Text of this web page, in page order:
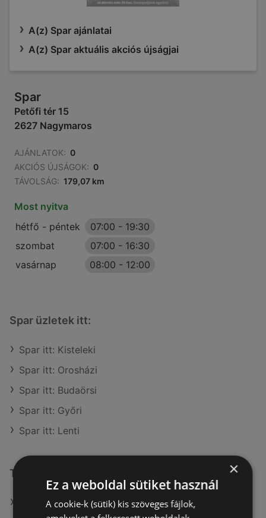
A(z) Spar ajánlatai
A(z) Spar aktuális akciós újságjai
Spar
Petőfi tér 15
2627 Nagymaros
AJÁNLATOK: 0
AKCIÓS ÚJSÁGOK: 0
TÁVOLSÁG: 179,07 km
Most nyitva
hétfő - péntek
07:00 - 19:30
szombat
07:00 - 16:30
vasárnap
08:00 - 12:00
Spar üzletek itt:
Spar itt: Kisteleki
Spar itt: Orosházi
Spar itt: Budaörsi
Spar itt: Győri
Spar itt: Lenti
További linkek
A(z) Spar ajánlatai
×
Ez a weboldal sütiket használ
A cookie-k (sütik) kis szöveges fájlok,